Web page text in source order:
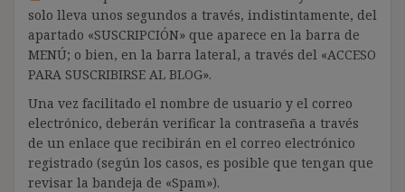
solo lleva unos segundos a través, indistintamente, del
apartado «SUSCRIPCIÓN» que aparece en la barra de
MENÚ; o bien, en la barra lateral, a través del «ACCESO
PARA SUSCRIBIRSE AL BLOG».
Una vez facilitado el nombre de usuario y el correo
electrónico, deberán verificar la contraseña a través
de un enlace que recibirán en el correo electrónico
registrado (según los casos, es posible que tengan que
revisar la bandeja de «Spam»).